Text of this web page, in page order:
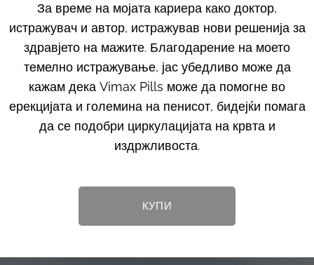
За време на мојата кариера како доктор,
истражувач и автор, истражував нови решенија за
здравјето на мажите. Благодарение на моето
темелно истражување, јас убедливо може да
кажам дека Vimax Pills може да помогне во
ерекцијата и големина на пенисот, бидејќи помага
да се подобри циркулацијата на крвта и
издржливоста.
КУПИ